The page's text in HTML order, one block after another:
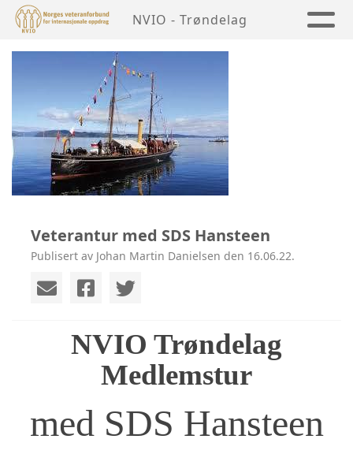
NVIO - Trøndelag
Veterantur med SDS Hansteen
Publisert av Johan Martin Danielsen den 16.06.22.
NVIO Trøndelag
Medlemstur
med SDS Hansteen